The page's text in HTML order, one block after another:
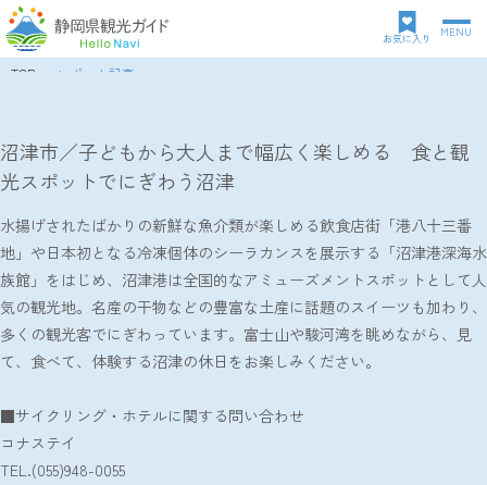
グ
ロ
ナ
ー
シ
ン
お気に入り MENU
ク
ズ
リ
ト
TOP
レポート記事
沼津市／子どもから大人まで幅広く楽しめる 食と観
光スポットでにぎわう沼津
水揚げされたばかりの新鮮な魚介類が楽しめる飲食店街「港八十三番
地」や日本初となる冷凍個体のシーラカンスを展示する「沼津港深海水
族館」をはじめ、沼津港は全国的なアミューズメントスポットとして人
気の観光地。名産の干物などの豊富な土産に話題のスイーツも加わり、
多くの観光客でにぎわっています。富士山や駿河湾を眺めながら、見
て、食べて、体験する沼津の休日をお楽しみください。
■サイクリング・ホテルに関する問い合わせ
コナステイ
TEL.(055)948-0055